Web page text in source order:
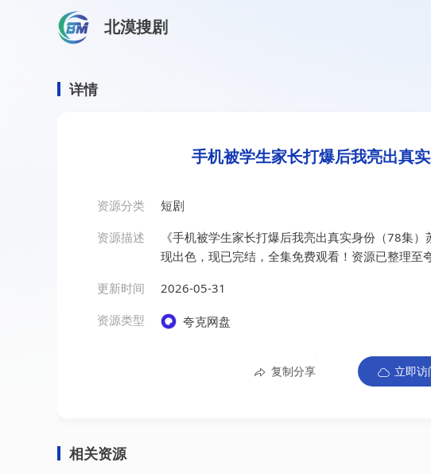
北漠搜剧
详情
手机被学生家长打爆后我亮出真
资源分类
短剧
资源描述
《手机被学生家长打爆后我亮出真实身份（78集
现出色，现已完结，全集免费观看！资源已整理至
更新时间
2026-05-31
资源类型
夸克网盘
复制分享 立即访
相关资源